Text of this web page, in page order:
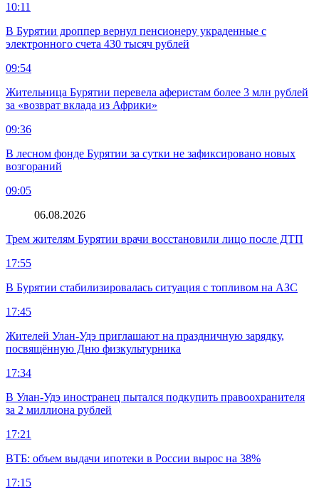
10:11
В Бурятии дроппер вернул пенсионеру украденные с
электронного счета 430 тысяч рублей
09:54
Жительница Бурятии перевела аферистам более 3 млн рублей
за «возврат вклада из Африки»
09:36
В лесном фонде Бурятии за сутки не зафиксировано новых
возгораний
09:05
06.08.2026
Трем жителям Бурятии врачи восстановили лицо после ДТП
17:55
В Бурятии стабилизировалась ситуация с топливом на АЗС
17:45
Жителей Улан-Удэ приглашают на праздничную зарядку,
посвящённую Дню физкультурника
17:34
В Улан-Удэ иностранец пытался подкупить правоохранителя
за 2 миллиона рублей
17:21
ВТБ: объем выдачи ипотеки в России вырос на 38%
17:15